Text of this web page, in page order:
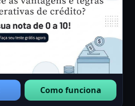
Como funciona